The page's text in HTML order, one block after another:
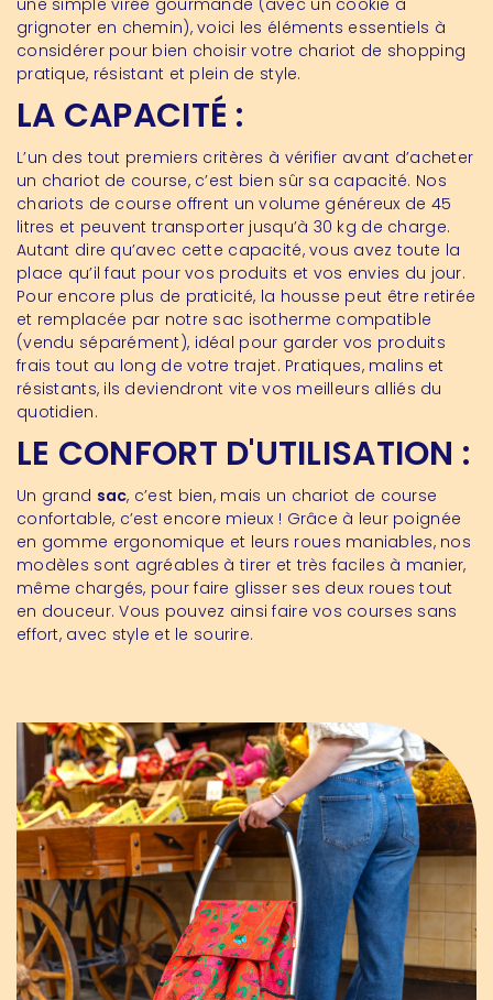
une simple virée gourmande (avec un cookie à
grignoter en chemin), voici les éléments essentiels à
considérer pour bien choisir votre chariot de shopping
pratique, résistant et plein de style.
LA CAPACITÉ :
L’un des tout premiers critères à vérifier avant d’acheter
un chariot de course, c’est bien sûr sa capacité. Nos
chariots de course offrent un volume généreux de 45
litres et peuvent transporter jusqu’à 30 kg de charge.
Autant dire qu’avec cette capacité, vous avez toute la
place qu’il faut pour vos produits et vos envies du jour.
Pour encore plus de praticité, la housse peut être retirée
et remplacée par notre sac isotherme compatible
(vendu séparément), idéal pour garder vos produits
frais tout au long de votre trajet. Pratiques, malins et
résistants, ils deviendront vite vos meilleurs alliés du
quotidien.
LE CONFORT D'UTILISATION :
Un grand sac, c’est bien, mais un chariot de course
confortable, c’est encore mieux ! Grâce à leur poignée
en gomme ergonomique et leurs roues maniables, nos
modèles sont agréables à tirer et très faciles à manier,
même chargés, pour faire glisser ses deux roues tout
en douceur. Vous pouvez ainsi faire vos courses sans
effort, avec style et le sourire.